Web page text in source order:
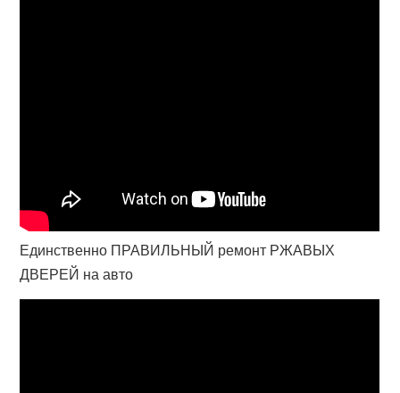
Единственно ПРАВИЛЬНЫЙ ремонт РЖАВЫХ
ДВЕРЕЙ на авто